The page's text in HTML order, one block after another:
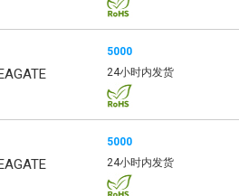
5000
24小时内发货
5000
24小时内发货